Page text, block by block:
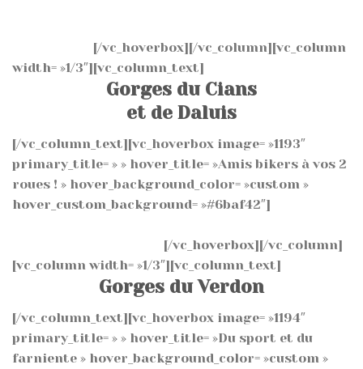
[/vc_hoverbox][/vc_column][vc_column
width= »1/3″][vc_column_text]
Gorges du Cians
et de Daluis
[/vc_column_text][vc_hoverbox image= »1193″
primary_title= » » hover_title= »Amis bikers à vos 2
roues ! » hover_background_color= »custom »
hover_custom_background= »#6baf42″]
[/vc_hoverbox][/vc_column]
[vc_column width= »1/3″][vc_column_text]
Gorges du Verdon
[/vc_column_text][vc_hoverbox image= »1194″
primary_title= » » hover_title= »Du sport et du
farniente » hover_background_color= »custom »